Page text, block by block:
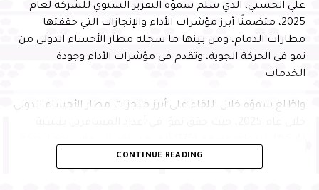
وجَمع عقول شعبه على هدف واعد نبيل ،
جعلهم يسابقون ظروف الزمان والمكان،
ويسعون لإرساء قواعد وأسس راسخة لهذا
وسنة رسوله الأمين – صلى الله عليه وسلم- ،
النبيل الذي أفنى في العمل من أجله سنين
علي الحسني، الذي سلّم سموّه التقرير السنوي للشركة لعام
2025، متضمنًا أبرز مؤشرات الأداء والإنجازات التي حققتها
مطارات الدمام، ومن بينها ما سجله مطار الأحساء الدولي من
نمو في الحركة الجوية، وتقدم في مؤشرات الأداء وجودة
الخدمات
واطّلع سموّه خلال اللقاء على أبرز منجزات مطار الأحساء الدولي
الجوية بنسبة (7.3%) مقارنة بعام 2024، بما يعكس تناميCONTINUE READING